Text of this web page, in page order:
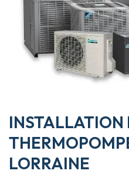
INSTALLATION
LORRAINE